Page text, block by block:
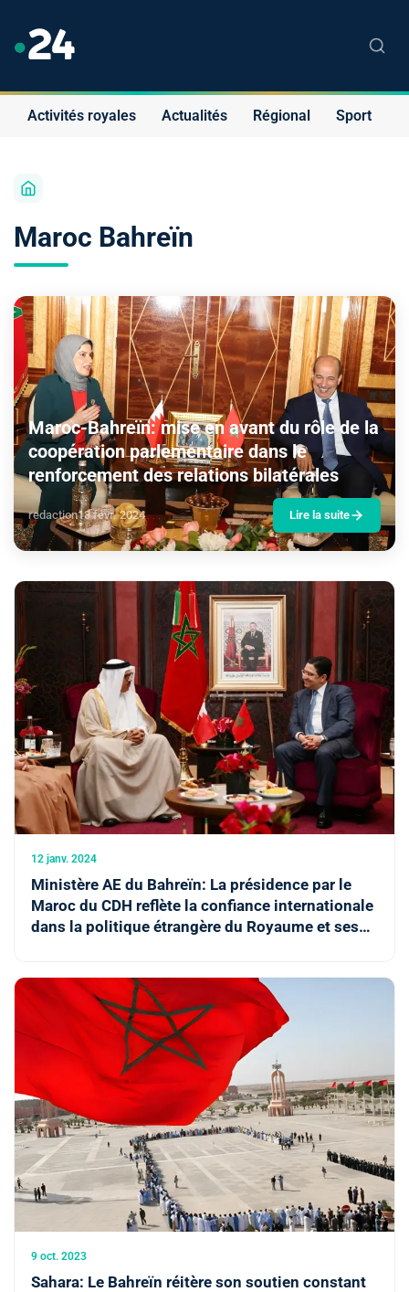
Activités royales Actualités Régional Sport
Maroc Bahreïn
Maroc-Bahreïn: mise en avant du rôle de la
coopération parlementaire dans le
renforcement des relations bilatérales
redaction13 févr. 2024 Lire la suite
12 janv. 2024
Ministère AE du Bahreïn: La présidence par le
Maroc du CDH reflète la confiance internationale
dans la politique étrangère du Royaume et ses
9 oct. 2023
Sahara: Le Bahreïn réitère son soutien constant